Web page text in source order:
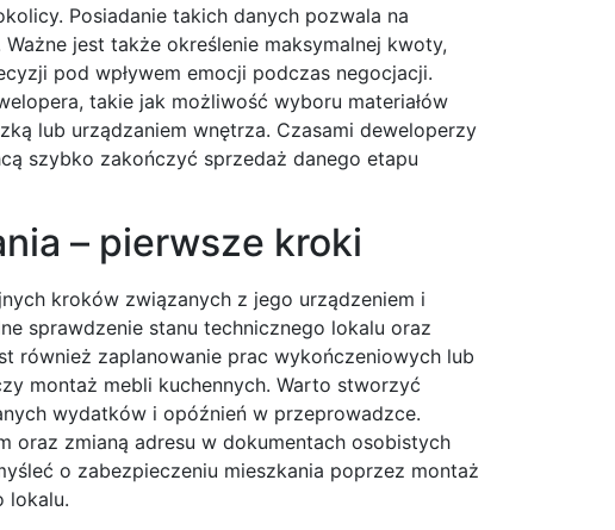
Posiadanie takich danych pozwala na
jest także określenie maksymalnej kwoty,
pod wpływem emocji podczas negocjacji.
takie jak możliwość wyboru materiałów
lub urządzaniem wnętrza. Czasami deweloperzy
szybko zakończyć sprzedaż danego etapu
– pierwsze kroki
kroków związanych z jego urządzeniem i
sprawdzenie stanu technicznego lokalu oraz
również zaplanowanie prac wykończeniowych lub
montaż mebli kuchennych. Warto stworzyć
wydatków i opóźnień w przeprowadzce.
oraz zmianą adresu w dokumentach osobistych
o zabezpieczeniu mieszkania poprzez montaż
lokalu.